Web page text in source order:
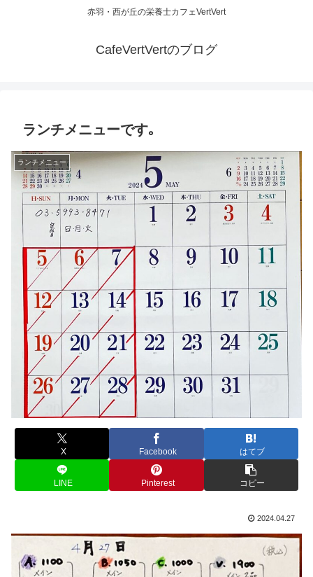
赤羽・西が丘の栄養士カフェVertVert
CafeVertVertのブログ
ランチメニューです｡
ランチメニュー
X Facebook はてブ
LINE Pinterest コピー
2024.04.27